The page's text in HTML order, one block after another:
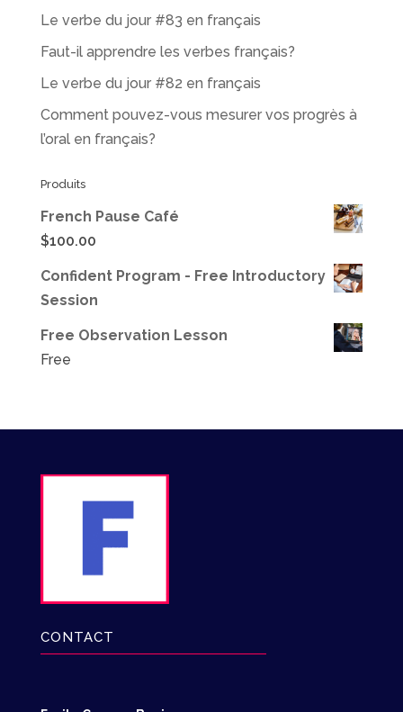
Le verbe du jour #83 en français
Faut-il apprendre les verbes français?
Le verbe du jour #82 en français
Comment pouvez-vous mesurer vos progrès à
l’oral en français?
Produits
French Pause Café
$100.00
Confident Program - Free Introductory
Session
Free Observation Lesson
Free
CONTACT